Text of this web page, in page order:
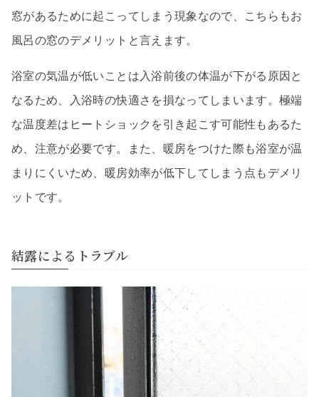
窓があるために起こってしまう現象なので、こちらもお
風呂の窓のデメリットと言えます。
浴室の気温が低いことは入浴前後の体温が下がる原因と
なるため、入浴時の快適さを損なってしまいます。極端
な温度差はヒートショックを引き起こす可能性もあるた
め、注意が必要です。また、暖房をつけた際も浴室が温
まりにくいため、暖房効率が低下してしまう点もデメリ
ットです。
結露によるトラブル